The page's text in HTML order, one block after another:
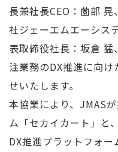
長兼社長CEO：薗部
社ジェーエムエーシス
表取締役社長：坂倉
注業務のDX推進に向
せいたします。
本協業により、JMAS
ム「セカイカート」と
DX推進プラットフォ